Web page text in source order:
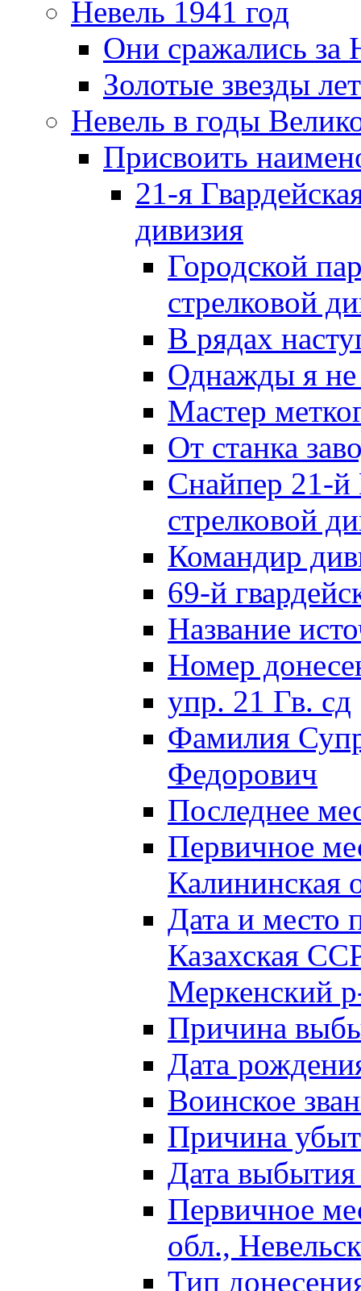
Невель 1941 год
Они сражались за
Золотые звезды
Невель в годы
Присвоить
21-я
дивизия
Городской
стрелковой
В рядах
Однажды я
Мастер
От станка
Снайпер 21-й
стрелковой
Командир
69-й
Название
Номер
упр. 21 Гв. сд
Фамилия
Федорович
Последнее
Первичное
Калининская
Дата и
Казахская
Меркенский
Причина
Дата
Воинское
Причина
Дата
Первичное
обл.,
Тип